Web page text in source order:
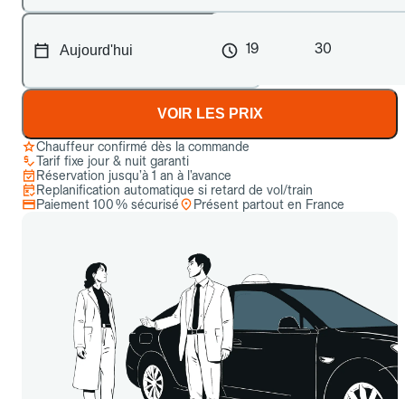
19 30
VOIR LES PRIX
Chauffeur confirmé dès la commande
Tarif fixe jour & nuit garanti
Réservation jusqu’à 1 an à l’avance
Replanification automatique si retard de vol/train
Paiement 100 % sécurisé
Présent partout en France